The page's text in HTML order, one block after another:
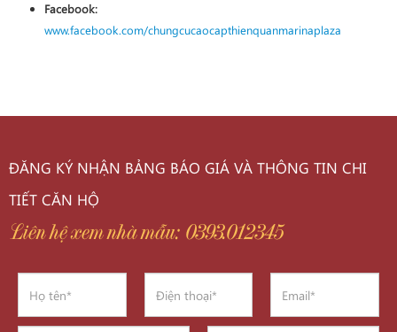
Facebook:
www.facebook.com/chungcucaocapthienquanmarinaplaza
ĐĂNG KÝ NHẬN BẢNG BÁO GIÁ VÀ THÔNG TIN CHI
TIẾT CĂN HỘ
Liên hệ xem nhà mẫu: 0393.012345